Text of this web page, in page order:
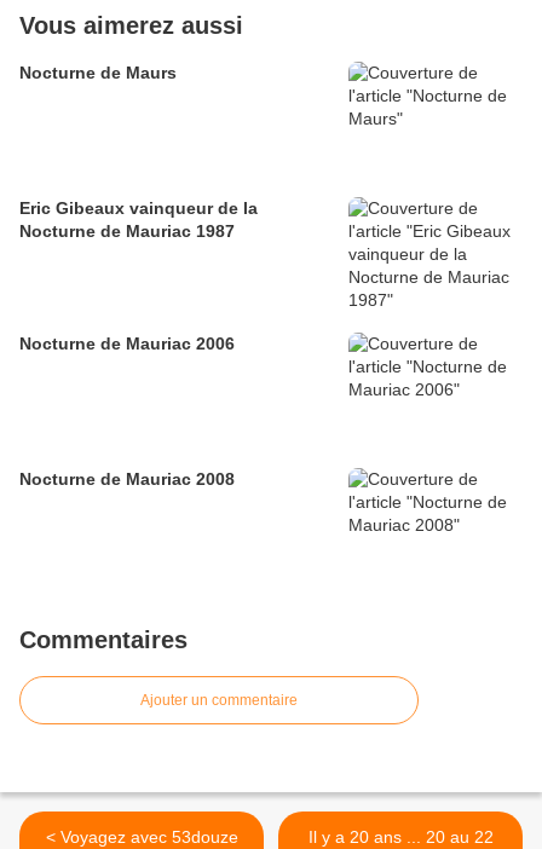
Vous aimerez aussi
Nocturne de Maurs
Eric Gibeaux vainqueur de la
Nocturne de Mauriac 1987
Nocturne de Mauriac 2006
Nocturne de Mauriac 2008
Commentaires
Ajouter un commentaire
< Voyagez avec 53douze
Il y a 20 ans ... 20 au 22